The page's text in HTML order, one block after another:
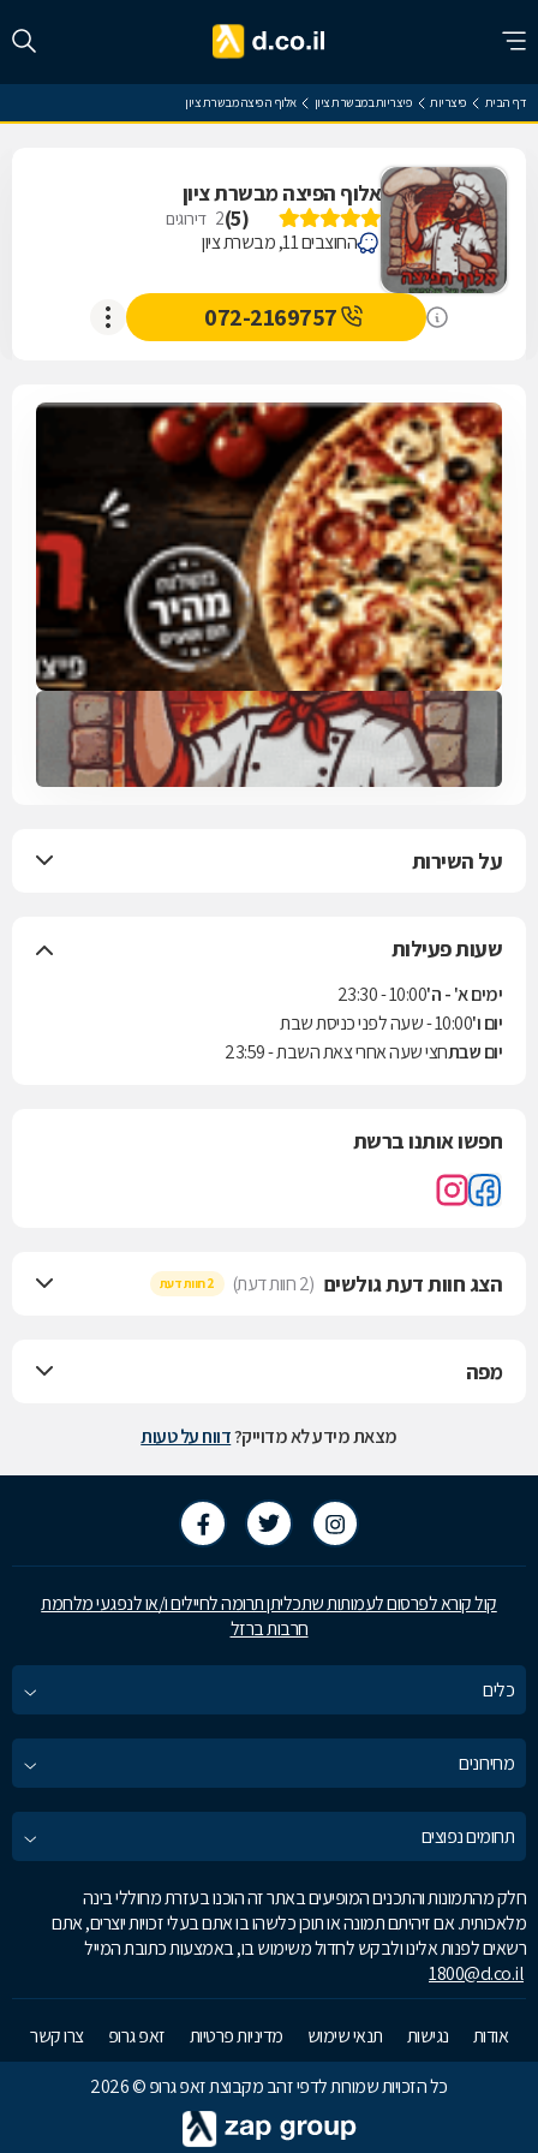
דף הבית פיצריות פיצריות במבשרת ציון אלוף הפיצה מבשרת ציון
אלוף הפיצה מבשרת ציון
(
5
)
2 דירוגים
החוצבים 11, מבשרת ציון
072-2169757
על השירות
שעות פעילות
ימים א' - ה'10:00 - 23:30
יום ו'10:00 - שעה לפני כניסת שבת
יום שבתחצי שעה אחרי צאת השבת - 23:59
חפשו אותנו ברשת
הצג חוות דעת גולשים (2 חוות דעת) 2 חוות דעת
מפה
מצאת מידע לא מדוייק?דווח על טעות
קול קורא לפרסום לעמותות שתכליתן תרומה לחיילים ו/או לנפגעי מלחמת
חרבות ברזל
כלים
מחירונים
תחומים נפוצים
חלק מהתמונות והתכנים המופיעים באתר זה הוכנו בעזרת מחוללי בינה
מלאכותית. אם זיהיתם תמונה או תוכן כלשהו בו אתם בעלי זכויות יוצרים, אתם
רשאים לפנות אלינו ולבקש לחדול משימוש בו, באמצעות כתובת המייל
1800@d.co.il
אודות נגישות תנאי שימוש מדיניות פרטיות זאפ גרופ
צרו קשר
כל הזכויות שמורות לדפי זהב מקבוצת זאפ גרופ © 2026